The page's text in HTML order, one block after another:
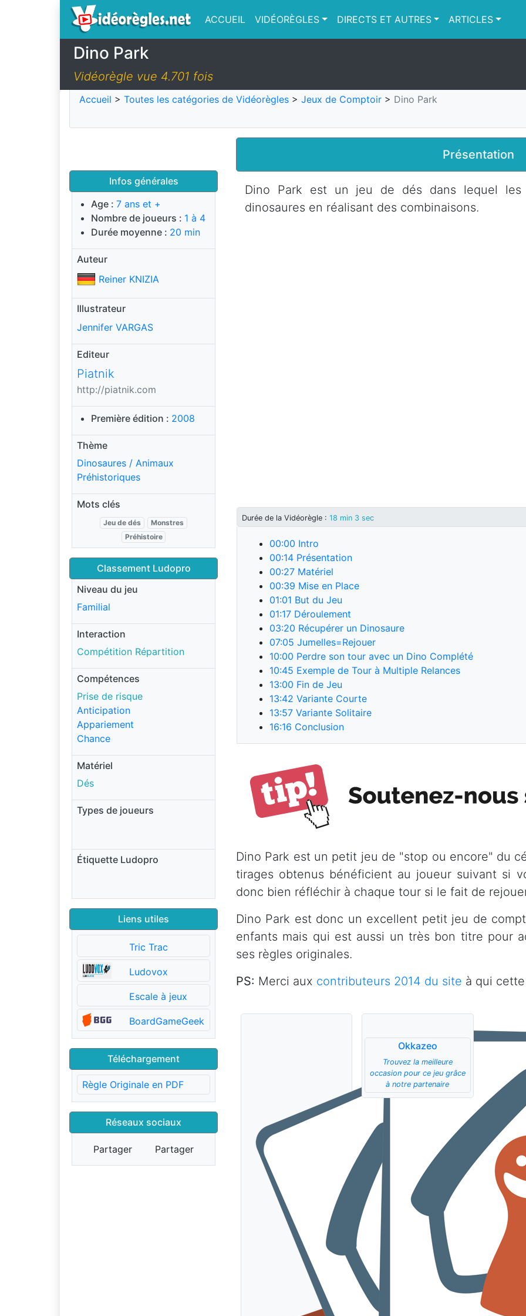
ACCUEIL VIDÉORÈGLES DIRECTS ET AUTRES ARTICLES
Dino Park
Vidéorègle vue 4.701 fois
Accueil > Toutes les catégories de Vidéorègles > Jeux de Comptoir > Dino Park
Infos générales
Age : 7 ans et +
Nombre de joueurs : 1 à 4
Durée moyenne : 20 min
Auteur
Reiner KNIZIA
Illustrateur
Jennifer VARGAS
Editeur
Piatnik
http://piatnik.com
Première édition : 2008
Thème
Dinosaures / Animaux
Préhistoriques
Mots clés
Jeu de dés
Monstres
Préhistoire
Classement Ludopro
Niveau du jeu
Familial
Interaction
Compétition Répartition
Compétences
Prise de risque
Anticipation
Appariement
Chance
Matériel
Dés
Types de joueurs
Étiquette Ludopro
Liens utiles
Tric Trac
Ludovox
Escale à jeux
BoardGameGeek
Téléchargement
Règle Originale en PDF
Réseaux sociaux
Partager Partager
Présentation
Dino Park est un jeu de dés dans lequel les
dinosaures en réalisant des combinaisons.
Durée de la Vidéorègle : 18 min 3 sec
00:00 Intro
00:14 Présentation
00:27 Matériel
00:39 Mise en Place
01:01 But du Jeu
01:17 Déroulement
03:20 Récupérer un Dinosaure
07:05 Jumelles=Rejouer
10:00 Perdre son tour avec un Dino Complété
10:45 Exemple de Tour à Multiple Relances
13:00 Fin de Jeu
13:42 Variante Courte
13:57 Variante Solitaire
16:16 Conclusion
Dino Park est un petit jeu de "stop ou encore" du
tirages obtenus bénéficient au joueur suivant si
donc bien réfléchir à chaque tour si le fait de
Dino Park est donc un excellent petit jeu de
enfants mais qui est aussi un très bon titre pour
ses règles originales.
PS: Merci aux contributeurs 2014 du site à qui
Okkazeo
Trouvez la meilleure
occasion pour ce jeu grâce
à notre partenaire